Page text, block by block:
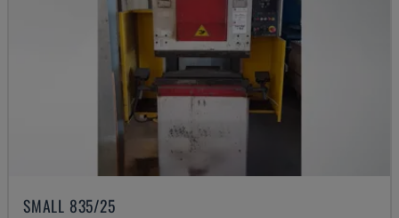
SMALL 835/25